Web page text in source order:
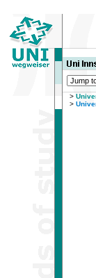
>
>